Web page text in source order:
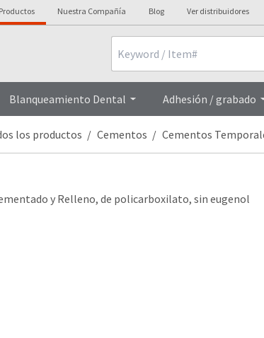
Productos Nuestra Compañía Blog Ver distribuidores
Blanqueamiento Dental Adhesión / grabado
los productos Cementos Cementos
y Relleno, de policarboxilato, sin eugenol